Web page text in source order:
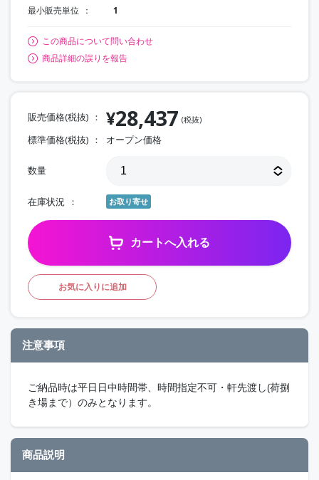
最小販売単位 1
この商品について問い合わせ
商品詳細の誤りを報告
販売価格(税抜) ¥28,437 (税抜)
標準価格(税抜) オープン価格
数量
在庫状況 お取り寄せ
カートへ入れる
お気に入りに追加
注意事項
ご納品時は平日日中時間帯、時間指定不可・軒先渡し(荷捌
き場まで）のみとなります。
商品説明